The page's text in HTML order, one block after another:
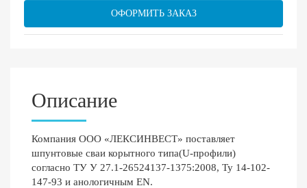
ОФОРМИТЬ ЗАКАЗ
Описание
Компания ООО «ЛЕКСИНВЕСТ» поставляет
шпунтовые сваи корытного типа(U-профили)
согласно ТУ У 27.1-26524137-1375:2008, Ту 14-102-
147-93 и анологичным EN.